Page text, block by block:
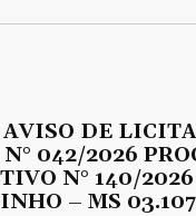
DE
042/2026
N° 140/
– MS